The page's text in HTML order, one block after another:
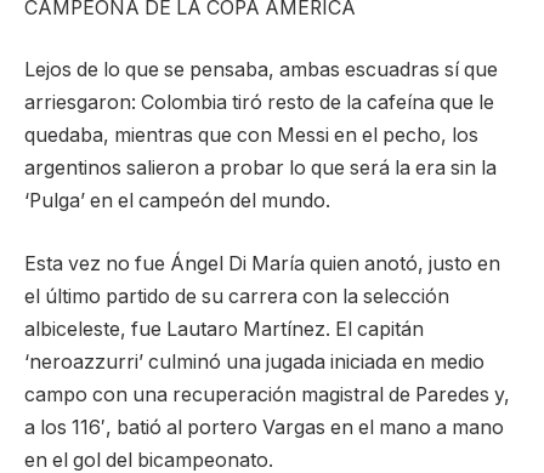
CAMPEONA DE LA COPA AMÉRICA
Lejos de lo que se pensaba, ambas escuadras sí que
arriesgaron: Colombia tiró resto de la cafeína que le
quedaba, mientras que con Messi en el pecho, los
argentinos salieron a probar lo que será la era sin la
‘Pulga’ en el campeón del mundo.
Esta vez no fue Ángel Di María quien anotó, justo en
el último partido de su carrera con la selección
albiceleste, fue Lautaro Martínez. El capitán
‘neroazzurri’ culminó una jugada iniciada en medio
campo con una recuperación magistral de Paredes y,
a los 116′, batió al portero Vargas en el mano a mano
en el gol del bicampeonato.